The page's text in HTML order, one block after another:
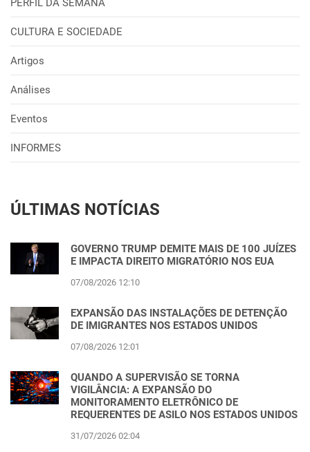
PERFIL DA SEMANA
CULTURA E SOCIEDADE
Artigos
Análises
Eventos
INFORMES
ÚLTIMAS NOTÍCIAS
GOVERNO TRUMP DEMITE MAIS DE 100 JUÍZES
E IMPACTA DIREITO MIGRATÓRIO NOS EUA
07/08/2026 12:10
EXPANSÃO DAS INSTALAÇÕES DE DETENÇÃO
DE IMIGRANTES NOS ESTADOS UNIDOS
07/08/2026 12:01
QUANDO A SUPERVISÃO SE TORNA
VIGILÂNCIA: A EXPANSÃO DO
MONITORAMENTO ELETRÔNICO DE
REQUERENTES DE ASILO NOS ESTADOS UNIDOS
31/07/2026 02:04